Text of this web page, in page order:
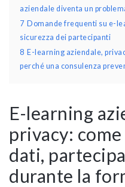
aziendale diventa un
7 Domande frequenti su e-
sicurezza dei partecipanti
8 E-learning aziendale,
perché una consulenza
E-learning
privacy:
dati,
durante la